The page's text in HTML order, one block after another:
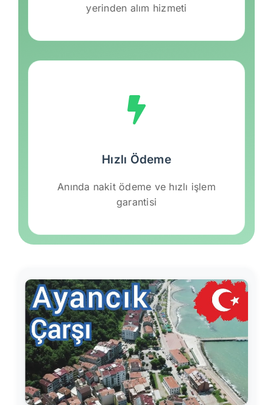
yerinden alım hizmeti
Hızlı Ödeme
Anında nakit ödeme ve hızlı işlem
garantisi